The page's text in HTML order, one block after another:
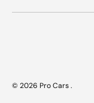
© 2026 Pro Cars.